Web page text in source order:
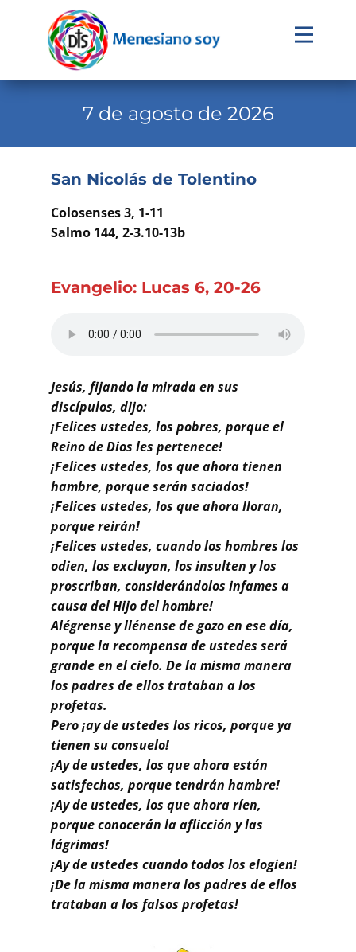
Evangelio
Familia Menesiana
Recursos
Contacto
7 de agosto de 2026
San Nicolás de Tolentino
Colosenses 3, 1-11
Salmo 144, 2-3.10-13b
Evangelio: Lucas 6, 20-26
Jesús, fijando la mirada en sus
discípulos, dijo:
¡Felices ustedes, los pobres, porque el
Reino de Dios les pertenece!
¡Felices ustedes, los que ahora tienen
hambre, porque serán saciados!
¡Felices ustedes, los que ahora lloran,
porque reirán!
¡Felices ustedes, cuando los hombres los
odien, los excluyan, los insulten y los
proscriban, considerándolos infames a
causa del Hijo del hombre!
Alégrense y llénense de gozo en ese día,
porque la recompensa de ustedes será
grande en el cielo. De la misma manera
los padres de ellos trataban a los
profetas.
Pero ¡ay de ustedes los ricos, porque ya
tienen su consuelo!
¡Ay de ustedes, los que ahora están
satisfechos, porque tendrán hambre!
¡Ay de ustedes, los que ahora ríen,
porque conocerán la aflicción y las
lágrimas!
¡Ay de ustedes cuando todos los elogien!
¡De la misma manera los padres de ellos
trataban a los falsos profetas!